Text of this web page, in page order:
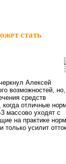
стать
Алексей
возможностей,
средств
отличные
массово уходят с
на практике
только усилит